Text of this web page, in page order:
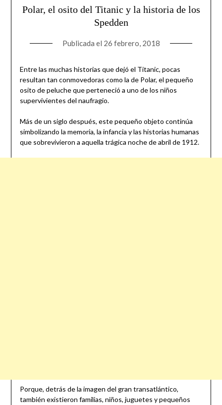
Polar, el osito del Titanic y la historia de los
Spedden
Publicada el 26 febrero, 2018
Entre las muchas historias que dejó el Titanic, pocas
resultan tan conmovedoras como la de Polar, el pequeño
osito de peluche que perteneció a uno de los niños
supervivientes del naufragio.
Más de un siglo después, este pequeño objeto continúa
simbolizando la memoria, la infancia y las historias humanas
que sobrevivieron a aquella trágica noche de abril de 1912.
Porque, detrás de la imagen del gran transatlántico,
también existieron familias, niños, juguetes y pequeños